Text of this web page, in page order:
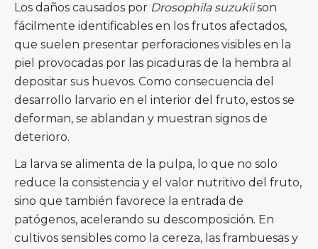
Los daños causados por Drosophila suzukiison
fácilmente identificables en los frutos afectados,
que suelen presentar perforaciones visibles en la
piel provocadas por las picaduras de la hembra al
depositar sus huevos. Como consecuencia del
desarrollo larvario en el interior del fruto, estos se
deforman, se ablandan y muestran signos de
deterioro.
La larva se alimenta de la pulpa, lo que no solo
reduce la consistencia y el valor nutritivo del fruto,
sino que también favorece la entrada de
patógenos, acelerando su descomposición. En
cultivos sensibles como la cereza, las frambuesas y